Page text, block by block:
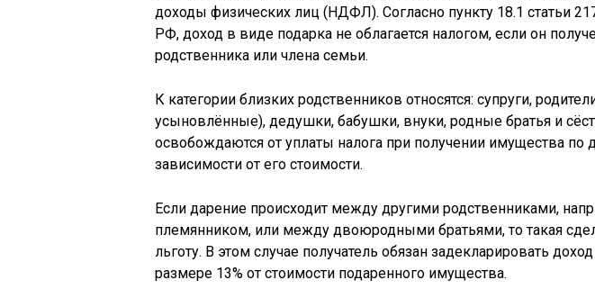
доходы физических лиц (НДФЛ). Согласно пункту 18.1 статьи
РФ, доход в виде подарка не облагается налогом, если он
родственника или члена семьи.
К категории близких родственников относятся: супруги,
усыновлённые), дедушки, бабушки, внуки, родные братья и
освобождаются от уплаты налога при получении имущества по
зависимости от его стоимости.
Если дарение происходит между другими родственниками,
племянником, или между двоюродными братьями, то такая
льготу. В этом случае получатель обязан задекларировать
размере 13% от стоимости подаренного имущества.